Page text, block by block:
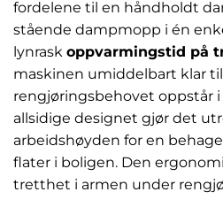
fordelene til en håndholdt
stående dampmopp i én
lynrask oppvarmingstid på
maskinen umiddelbart klar
rengjøringsbehovet oppstår
allsidige designet gjør det
arbeidshøyden for en
flater i boligen. Den
tretthet i armen under